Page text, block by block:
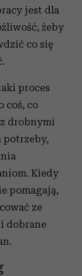
jest dla
żeby
co się
proces
coś, co
drobnymi
potrzeby,
Kiedy
pomagają,
ze
dobrane